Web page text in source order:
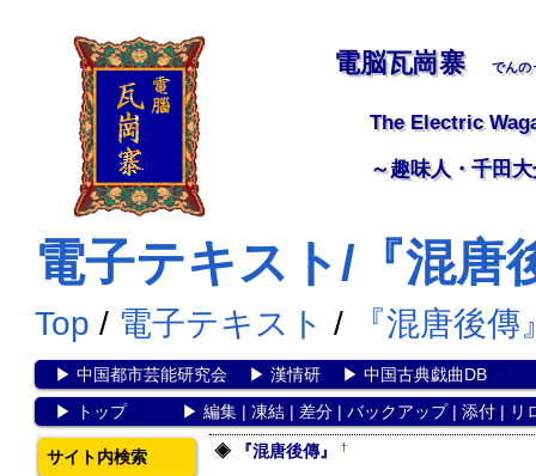
電脳瓦崗寨 でんの
The Electric
～趣味人・千田
電子テキスト/『混唐
Top / 電子テキスト / 『混唐後傳
▶ 中国都市芸能研究会▶ 漢情研▶ 中国古典戯曲DB
▶
トップ▶ 編集| 凍結| 差分| バックアップ| 添付| リ
『混唐後傳』 †
サイト内検索